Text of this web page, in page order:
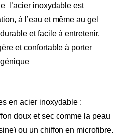
l’acier inoxydable est
à l’eau et même au gel
et facile à entretenir.
et confortable à porter
en acier inoxydable :
doux et sec comme la peau
ou un chiffon en microfibre.